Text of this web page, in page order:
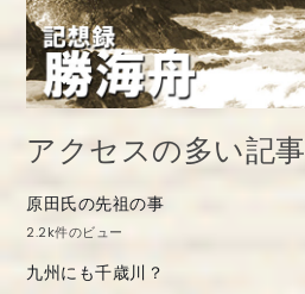
アクセスの多い記事
原田氏の先祖の事
2.2k件のビュー
九州にも千歳川？